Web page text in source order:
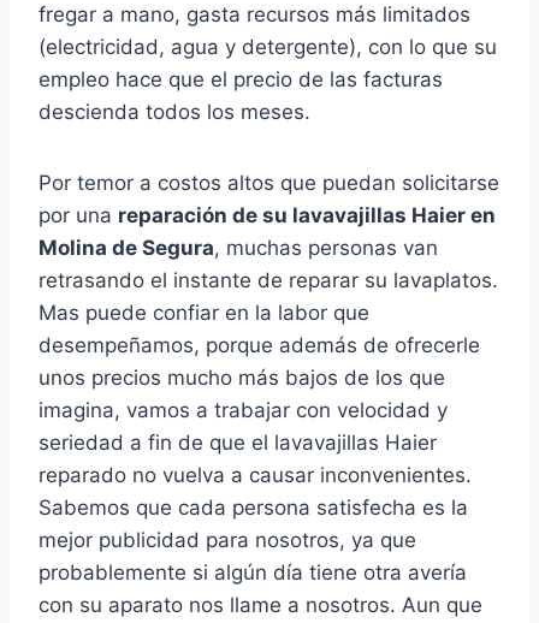
fregar a mano, gasta recursos más limitados
(electricidad, agua y detergente), con lo que su
empleo hace que el precio de las facturas
descienda todos los meses.
Por temor a costos altos que puedan solicitarse
por una reparación de su lavavajillas Haier en
Molina de Segura, muchas personas van
retrasando el instante de reparar su lavaplatos.
Mas puede confiar en la labor que
desempeñamos, porque además de ofrecerle
unos precios mucho más bajos de los que
imagina, vamos a trabajar con velocidad y
seriedad a fin de que el lavavajillas Haier
reparado no vuelva a causar inconvenientes.
Sabemos que cada persona satisfecha es la
mejor publicidad para nosotros, ya que
probablemente si algún día tiene otra avería
con su aparato nos llame a nosotros. Aun que